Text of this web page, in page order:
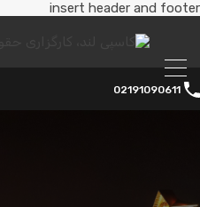
insert header and footer
02191090611